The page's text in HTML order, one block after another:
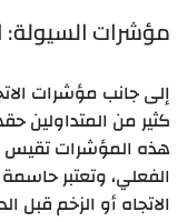
مؤشرات السيولة:
إلى جانب مؤشرات
كثير من المتداولين
هذه المؤشرات تقيس
الفعلي، وتعتبر
الاتجاه أو الزخم